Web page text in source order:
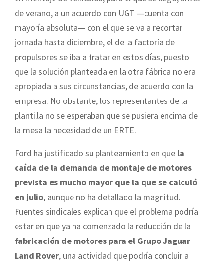
de verano, a un acuerdo con UGT —cuenta con
mayoría absoluta— con el que se va a recortar
jornada hasta diciembre, el de la factoría de
propulsores se iba a tratar en estos días, puesto
que la solución planteada en la otra fábrica no era
apropiada a sus circunstancias, de acuerdo con la
empresa. No obstante, los representantes de la
plantilla no se esperaban que se pusiera encima de
la mesa la necesidad de un ERTE.
Ford ha justificado su planteamiento en que la
caída de la demanda de montaje de motores
prevista es mucho mayor que la que se calculó
en julio, aunque no ha detallado la magnitud.
Fuentes sindicales explican que el problema podría
estar en que ya ha comenzado la reducción de la
fabricación de motores para el Grupo Jaguar
Land Rover, una actividad que podría concluir a